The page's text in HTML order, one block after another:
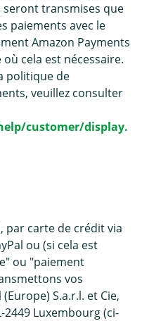
seront transmises que
paiements avec le
Amazon Payments
cela est nécessaire.
politique de
veuillez consulter
customer/display.
par carte de crédit via
ou (si cela est
ou "paiement
vos
S.a.r.l. et Cie,
2449 Luxembourg (ci-